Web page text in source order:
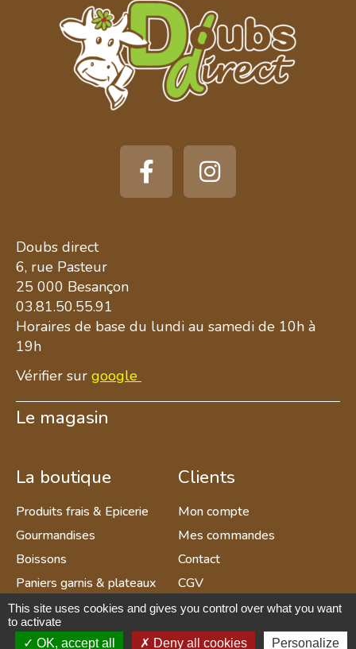
Doubs direct
6, rue Pasteur
25 000 Besançon
03.81.50.55.91
Horaires de base du lundi au samedi de 10h à
19h
Vérifier sur google
Le magasin
La boutique
Produits frais & Epicerie
Gourmandises
Boissons
Paniers garnis & plateaux
apéritif
Déco & Souvenirs
Clients
Mon compte
Mes commandes
Contact
CGV
Mentions légales et RGPD
Gestion des cookies
This site uses cookies and gives you control over what you want
to activate
OK, accept all
Deny all cookies Personalize